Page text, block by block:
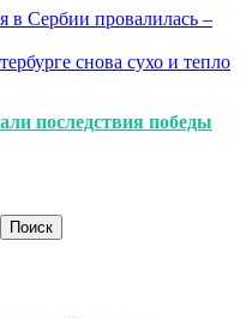
в Сербии провалилась –
снова сухо и тепло
последствия победы
Поиск